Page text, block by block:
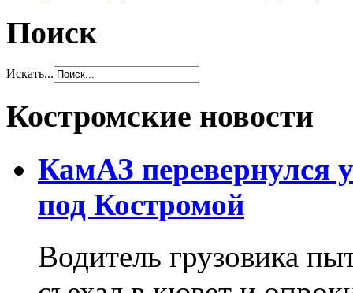
Поиск
Искать...
Костромские новости
КамАЗ перевернулся
под Костромой
Водитель грузовика